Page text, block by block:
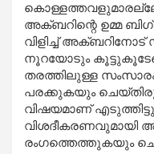
അക്ബറിന്റെ ഉമ്മ
വിളിച്ച്
നൂറയോടും
തരത്തിലുള്ള
പരക്കുകയും
വിഷയമാണ്
വിശദീകരണവുമായി
രംഗത്തെത്തുകയും